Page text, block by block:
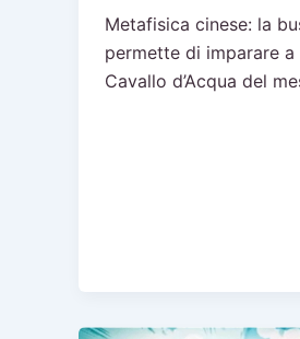
Metafisica cinese: la
permette di imparare
Cavallo d’Acqua del